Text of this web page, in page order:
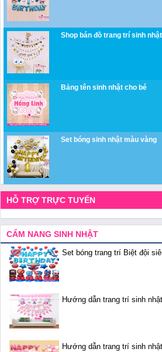
Shop bán đồ trang trí sinh
Bảng tên sinh nhật cho bé
Set bóng sinh nhật màu vàng
HỖ TRỢ TRỰC TUYẾN
CẨM NANG SINH NHẬT
Set bóng trang trí Biệt đội
Hướng dẫn trang trí sinh
Hướng dẫn trang trí sinh